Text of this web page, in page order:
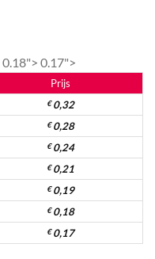
0.18"> 0.17">
Prijs
€0,32
€0,28
€0,24
€0,21
€0,19
€0,18
€0,17